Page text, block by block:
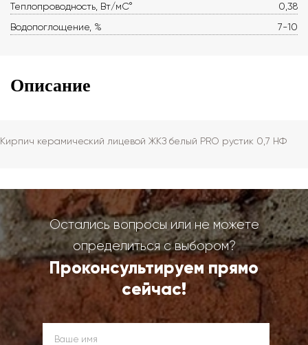
Теплопроводность, Вт/мС°
0,38
Водопоглощение, %
7-10
Описание
Кирпич керамический лицевой ЖКЗ белый PRO рустик 0,7 НФ
Остались вопросы или не можете
определиться с выбором?
Проконсультируем прямо
сейчас!